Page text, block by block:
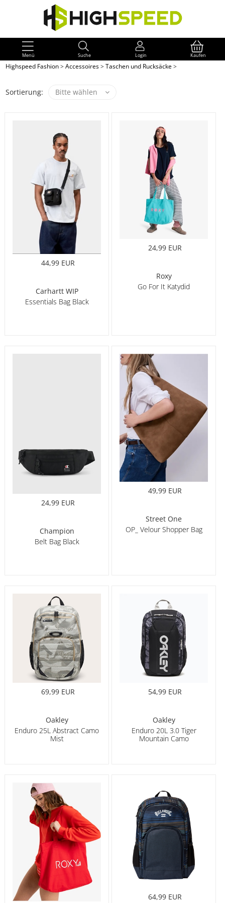
Menü Suche Login Kaufen
Highspeed Fashion>Accessoires>Taschen und Rucksäcke>
Sortierung: Bitte wählen
44,99 EUR
Carhartt WIP
Essentials Bag Black
24,99 EUR
Roxy
Go For It Katydid
24,99 EUR
Champion
Belt Bag Black
49,99 EUR
Street One
OP_ Velour Shopper Bag
69,99 EUR
Oakley
Enduro 25L Abstract Camo
Mist
54,99 EUR
Oakley
Enduro 20L 3.0 Tiger
Mountain Camo
64,99 EUR